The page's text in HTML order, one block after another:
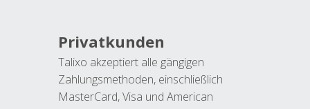
Privatkunden
Talixo akzeptiert alle gängigen
Zahlungsmethoden, einschließlich
MasterCard, Visa und American